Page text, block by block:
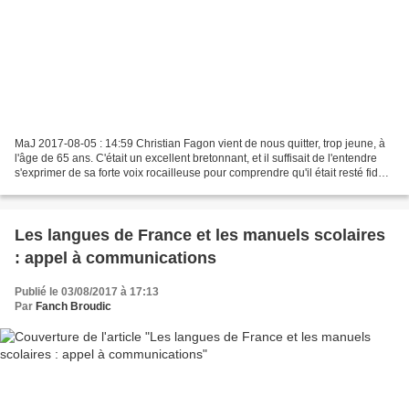
MaJ 2017-08-05 : 14:59 Christian Fagon vient de nous quitter, trop jeune, à
l'âge de 65 ans. C'était un excellent bretonnant, et il suffisait de l'entendre
s'exprimer de sa forte voix rocailleuse pour comprendre qu'il était resté fidèle
Les langues de France et les manuels scolaires
: appel à communications
Publié le 03/08/2017 à 17:13
Par Fanch Broudic